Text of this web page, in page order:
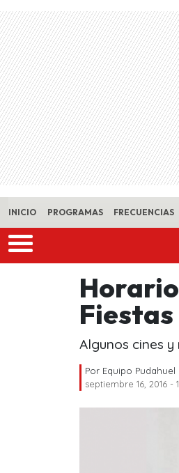
Skip to main content
INICIO PROGRAMAS FRECUENCIAS
Algunos cines
Por Equipo Pudahuel
septiembre 16, 2016 -